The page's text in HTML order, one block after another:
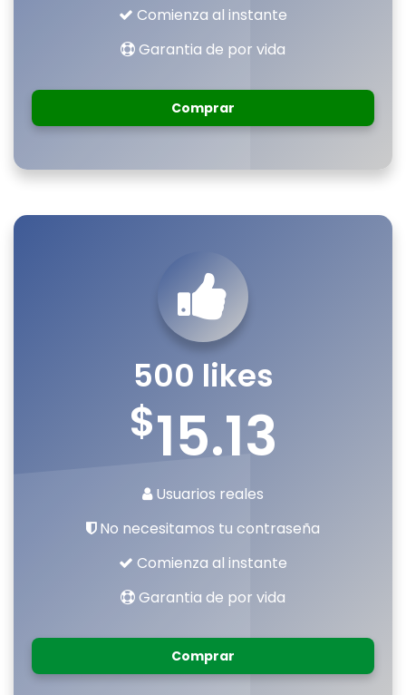
Comienza al instante
Garantia de por vida
Comprar
500 likes
$15.13
Usuarios reales
No necesitamos tu contraseña
Comienza al instante
Garantia de por vida
Comprar